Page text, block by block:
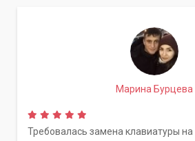
Марина Бурцева
Требовалась замена клавиатуры на